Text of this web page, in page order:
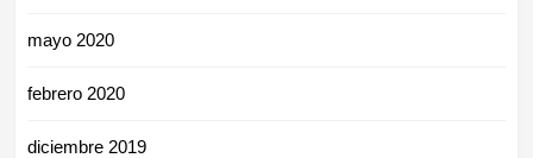
mayo 2020
febrero 2020
diciembre 2019